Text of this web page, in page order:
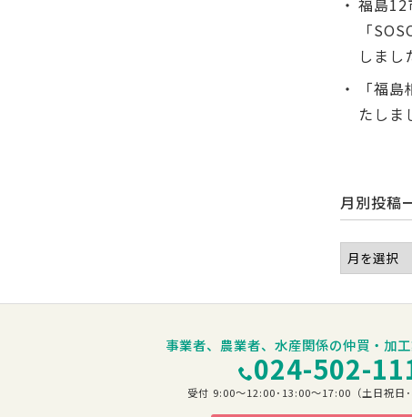
福島12
「
しまし
「福
たしま
月別投稿
事業者、農業者、水産関係の仲買・加
024-502-
受付 9:00～12:00･13:00～17:00（土日祝日･